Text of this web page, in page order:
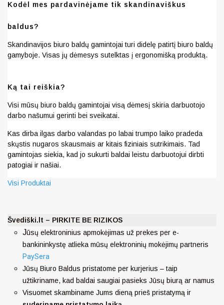
Kodėl mes pardavinėjame tik skandinaviškus
baldus?
Skandinavijos biuro baldų gamintojai turi didelę patirtį biuro baldų
gamyboje. Visas jų dėmesys sutelktas į ergonomišką produktą.
Ką tai reiškia?
Visi mūsų biuro baldų gamintojai visą dėmesį skiria darbuotojo
darbo našumui gerinti bei sveikatai.
Kas dirba ilgas darbo valandas po labai trumpo laiko pradeda
skųstis nugaros skausmais ar kitais fiziniais sutrikimais. Tad
gamintojas siekia, kad jo sukurti baldai leistu darbuotojui dirbti
patogiai ir našiai.
Visi Produktai
Švediški.lt – PIRKITE BE RIZIKOS
Jūsų elektroninius apmokėjimas už prekes per e-
bankininkystę atlieka mūsų elektroninių mokėjimų partneris
PaySera
Jūsų Biuro Baldus pristatome per kurjerius – taip
užtikriname, kad baldai saugiai pasieks Jūsų biurą ar namus
Visuomet skambiname Jums dieną prieš pristatymą ir